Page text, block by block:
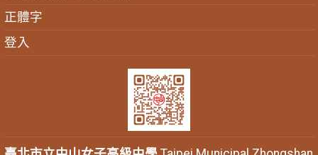
正體字
登入